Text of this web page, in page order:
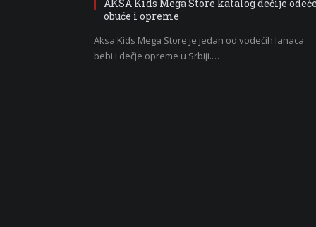
AKSA Kids Mega Store katalog dečije
obuće i opreme
Aksa Kids Mega Store je jedan od vodećih lanaca
bebi i dečje opreme u Srbiji.…